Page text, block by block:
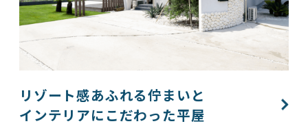
リゾート感あふれる佇まいと
インテリアにこだわった平屋​​